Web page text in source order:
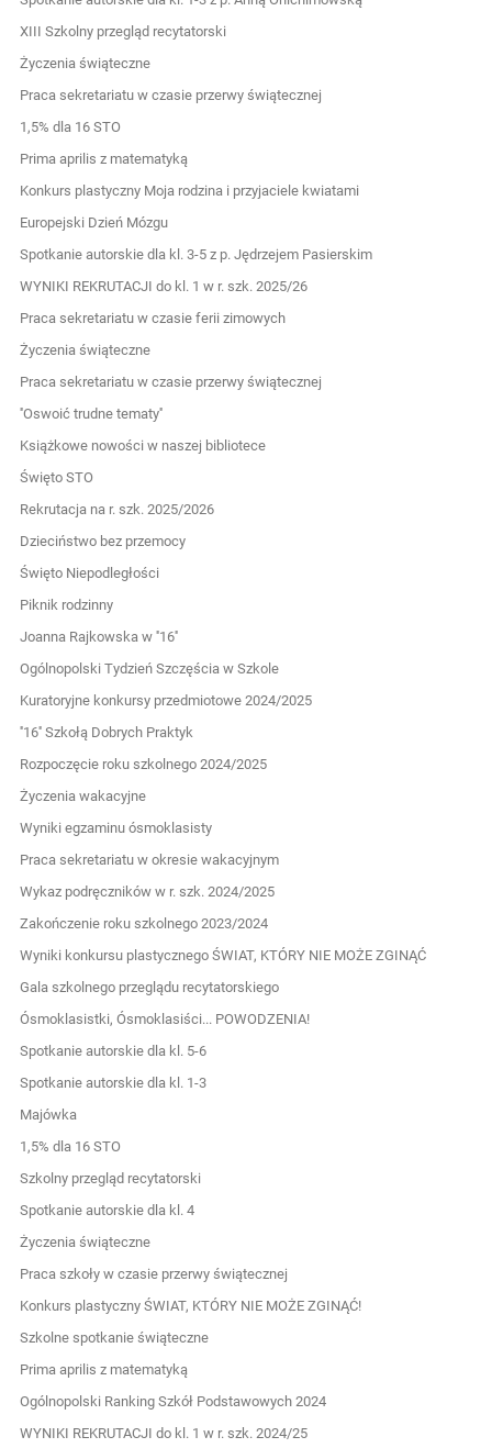
XIII Szkolny przegląd recytatorski
Życzenia świąteczne
Praca sekretariatu w czasie przerwy świątecznej
1,5% dla 16 STO
Prima aprilis z matematyką
Konkurs plastyczny Moja rodzina i przyjaciele kwiatami
Europejski Dzień Mózgu
Spotkanie autorskie dla kl. 3-5 z p. Jędrzejem Pasierskim
WYNIKI REKRUTACJI do kl. 1 w r. szk. 2025/26
Praca sekretariatu w czasie ferii zimowych
Życzenia świąteczne
Praca sekretariatu w czasie przerwy świątecznej
''Oswoić trudne tematy''
Książkowe nowości w naszej bibliotece
Święto STO
Rekrutacja na r. szk. 2025/2026
Dzieciństwo bez przemocy
Święto Niepodległości
Piknik rodzinny
Joanna Rajkowska w ''16''
Ogólnopolski Tydzień Szczęścia w Szkole
Kuratoryjne konkursy przedmiotowe 2024/2025
''16'' Szkołą Dobrych Praktyk
Rozpoczęcie roku szkolnego 2024/2025
Życzenia wakacyjne
Wyniki egzaminu ósmoklasisty
Praca sekretariatu w okresie wakacyjnym
Wykaz podręczników w r. szk. 2024/2025
Zakończenie roku szkolnego 2023/2024
Wyniki konkursu plastycznego ŚWIAT, KTÓRY NIE MOŻE ZGINĄĆ
Gala szkolnego przeglądu recytatorskiego
Ósmoklasistki, Ósmoklasiści... POWODZENIA!
Spotkanie autorskie dla kl. 5-6
Spotkanie autorskie dla kl. 1-3
Majówka
1,5% dla 16 STO
Szkolny przegląd recytatorski
Spotkanie autorskie dla kl. 4
Życzenia świąteczne
Praca szkoły w czasie przerwy świątecznej
Konkurs plastyczny ŚWIAT, KTÓRY NIE MOŻE ZGINĄĆ!
Szkolne spotkanie świąteczne
Prima aprilis z matematyką
Ogólnopolski Ranking Szkół Podstawowych 2024
WYNIKI REKRUTACJI do kl. 1 w r. szk. 2024/25